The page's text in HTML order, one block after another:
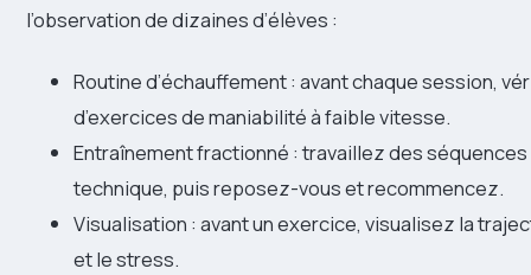
l’observation de dizaines d’élèves :
Routine d’échauffement : avant chaque session,
d’exercices de maniabilité à faible vitesse.
Entraînement fractionné : travaillez des
technique, puis reposez-vous et recommencez.
Visualisation : avant un exercice, visualisez la
et le stress.